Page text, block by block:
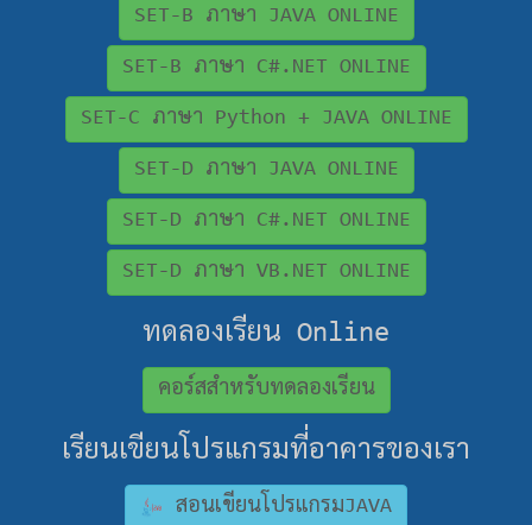
SET-B ภาษา JAVA ONLINE
SET-B ภาษา C#.NET ONLINE
SET-C ภาษา Python + JAVA ONLINE
SET-D ภาษา JAVA ONLINE
SET-D ภาษา C#.NET ONLINE
SET-D ภาษา VB.NET ONLINE
ทดลองเรียน Online
คอร์สสำหรับทดลองเรียน
เรียนเขียนโปรแกรมที่อาคารของเรา
สอนเขียนโปรแกรมJAVA